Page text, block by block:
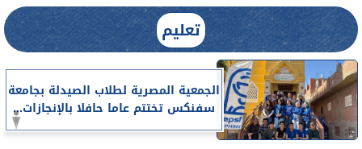
تعليم
الجمعية المصرية لطلاب الصيدلة بجامعة
سفنكس تختتم عاما حافلا بالإنجازات...